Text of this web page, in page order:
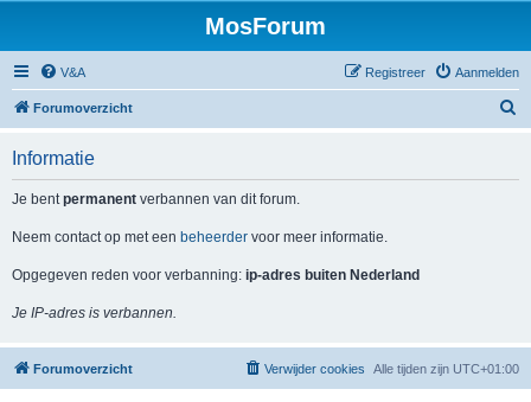
MosForum
V&A Aanmelden
Registreer
Forumoverzicht
Informatie
Je bentpermanent verbannen van dit forum.
Neem contact op met een beheerder voor meer informatie.
Opgegeven reden voor verbanning: ip-adres buiten Nederland
Je IP-adres is verbannen.
Forumoverzicht Alle tijden zijn UTC+01:00
Verwijder cookies